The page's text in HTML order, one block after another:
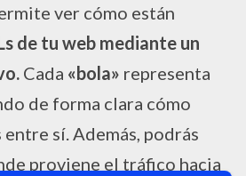
ver cómo están
de tu web mediante un
Cada «bola» representa
de forma clara cómo
sí. Además, podrás
proviene el tráfico hacia